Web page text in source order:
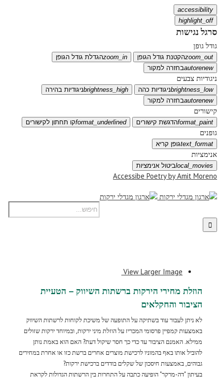
accessibility
highlight_off
סרגל נגישות
גודל גופן
zoom_outהקטנת גודל הגופן zoom_inהגדלת גודל הגופן
autorenewבחזרה למקור
ניגודיות צבעים
brightness_lowניגודיות כהה brightness_highניגודיות בהירה
autorenewבחזרה למקור
קישורים
format_paintהדגשת קישורים format_underlinedקו תחתון לקישורים
גופנים
text_formatגופן קריא
אנימציות
local_moviesביטול אנימציות
Accessibe Poetry by Amit Moreno
View Larger Image
הוזלת מחירי הירקות ברשתות השיווק – הטעיית
הציבור והחקלאים
לא ניתן לעבור עוד בשתיקה על התופעה של משיכת לקוחות לרשתות השיווק
באמצעות קמפיין פרסומי המכריז על הוזלת מיני ירקות, ובמיוחד ירקות שזולים
ממילא. האמנם הציבור עד כדי כך חסר שיקול דעת? האם הוא באמת נותן
להוביל אותו באף בהמוניו לרכישת מוצרים אחרים ברשת כזו או אחרת במחירים
גבוהים, באמצעות חיסכון של שקלים בודדים ברכישת ירקות?
בעיתון "דה-מרקר" הופיעה כתבה על התחרות בין הרשתות הגדולות לקראת